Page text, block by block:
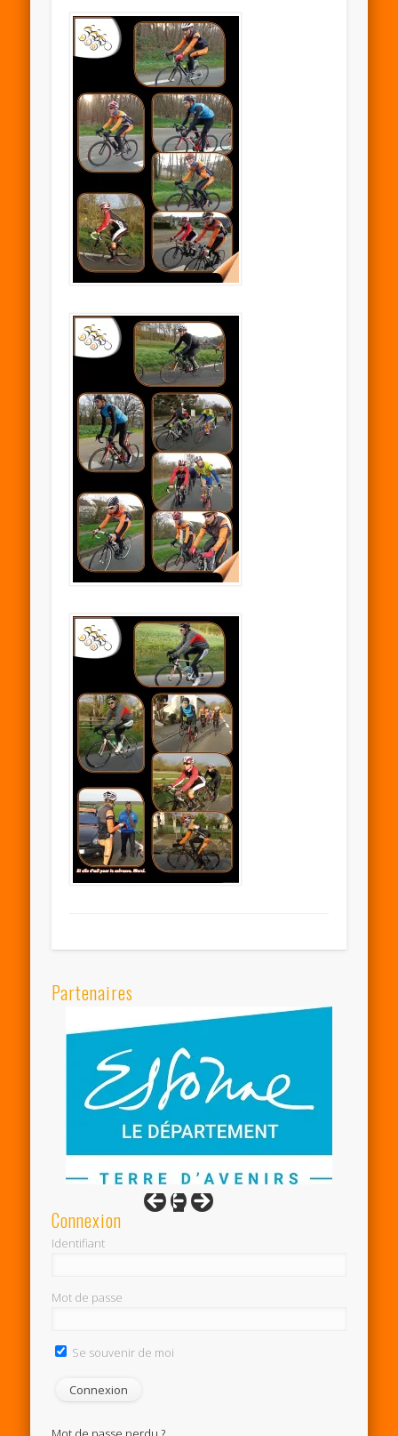
Partenaires
Connexion
Identifiant
Mot de passe
Se souvenir de moi